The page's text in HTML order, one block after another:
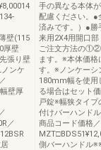
壁(115
厚壁
張り壁
ンケ
壁厚
／
手の異なる本体
配慮ください。●
済みです。）●勝
来用2X4用開口
ご注文方法の①②
ます。※本体価
す。※ノンケーシ
180mm幅を使用
る場合はセット
戸錠※幅狭タイ
付けバーハンド
商品コード価格
側バーハンドル